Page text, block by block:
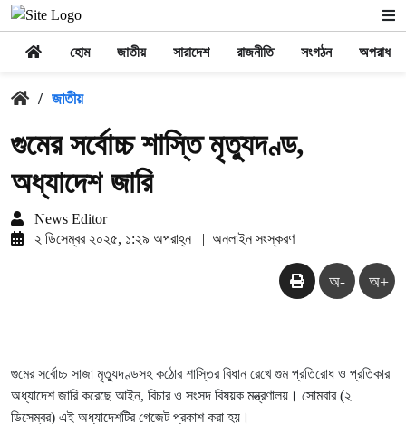
হোম জাতীয় সারাদেশ রাজনীতি সংগঠন অপরাধ
/ জাতীয়
গুমের সর্বোচ্চ শাস্তি মৃত্যুদণ্ড,
অধ্যাদেশ জারি
News Editor
২ ডিসেম্বর ২০২৫, ১:২৯ অপরাহ্ন
| অনলাইন সংস্করণ
অ- অ+
গুমের সর্বোচ্চ সাজা মৃত্যুদণ্ডসহ কঠোর শাস্তির বিধান রেখে গুম প্রতিরোধ ও প্রতিকার
অধ্যাদেশ জারি করেছে আইন, বিচার ও সংসদ বিষয়ক মন্ত্রণালয়। সোমবার (২
ডিসেম্বর) এই অধ্যাদেশটির গেজেট প্রকাশ করা হয়।